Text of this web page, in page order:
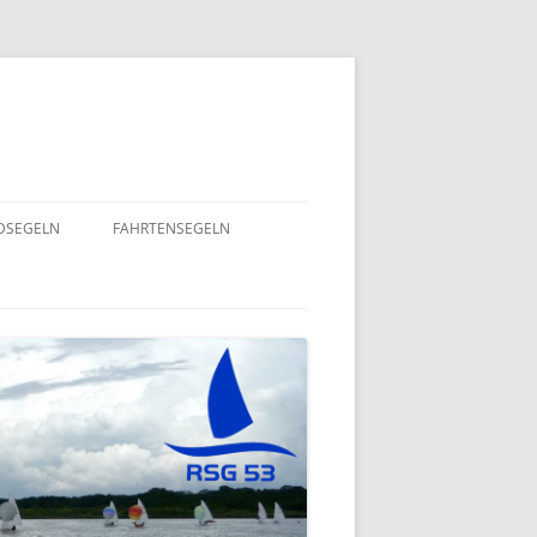
UND
2022
FAHRTENSEGELN
EINE HERZENSANGELEGENHEIT
VON UNSEREM SPORTSFREUND
STEFAN GOSSING!
SOMMERFLOTTILLE 2024 – „VIEL-
INSEL-TOUR“